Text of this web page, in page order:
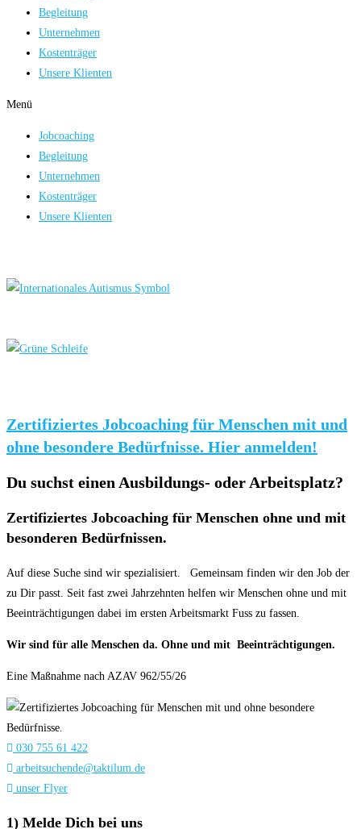
Begleitung
Unternehmen
Kostenträger
Unsere Klienten
Menü
Jobcoaching
Begleitung
Unternehmen
Kostenträger
Unsere Klienten
Zertifiziertes Jobcoaching für Menschen mit und
ohne besondere Bedürfnisse. Hier anmelden!
Du suchst einen Ausbildungs- oder Arbeitsplatz?
Zertifiziertes Jobcoaching für Menschen ohne und mit
besonderen Bedürfnissen.
Auf diese Suche sind wir spezialisiert. Gemeinsam finden wir den Job der
zu Dir passt. Seit fast zwei Jahrzehnten helfen wir Menschen ohne und mit
Beeinträchtigungen dabei im ersten Arbeitsmarkt Fuss zu fassen.
Wir sind für alle Menschen da. Ohne und mit Beeinträchtigungen.
Eine Maßnahme nach AZAV 962/55/26
030 755 61 422
arbeitsuchende@taktilum.de
unser Flyer
1) Melde Dich bei uns